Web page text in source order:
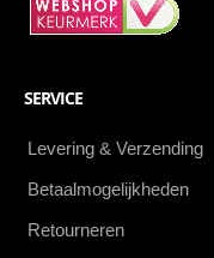
SERVICE
Levering & Verzending
Betaalmogelijkheden
Retourneren